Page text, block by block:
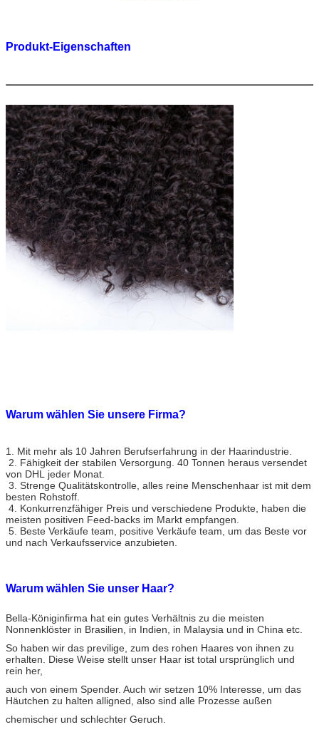
Produkt-Eigenschaften
Haar-Material
100% unverarbeitetes Jungfrau Mongolian-
Haar
Haar-Grad
AAAAAAA
Haar-Häutchen
Volles Häutchen auf der gleichen Richtung
Haar-Länge
10" - 30" auf Lager
Haar-Gewicht
100 ± 5G/Piece oder 3.5oz
Haar-Farbe
Natürliche Farbe
HaarbeschaffenheitGerade lösen Körper-Welle, Welle, tiefe Welle,
gelockte, verworrene gelockte, natürliche Welle
Eine Bundle-/PVCtasche, dann mit Eil-/Karton-
Kann gefärbt werden oder gebügelt werden;
Weiche u. volle Enden, kein widerlicher Geruch;
Gesundes Haar, kann gedauert werden
mindestens 2 Jahre, wenn gute Sorgfalt
Lieferfrist
1.Sample und Waren auf Lager innerhalb 1
Tages;
Auftrag 2.Customized innerhalb 7 Tage.
Warum wählen Sie unsere Firma?
1. Mit mehr als 10 Jahren Berufserfahrung in der Haarindustrie.
2. Fähigkeit der stabilen Versorgung. 40 Tonnen heraus versendet
von DHL jeder Monat.
3. Strenge Qualitätskontrolle, alles reine Menschenhaar ist mit dem
besten Rohstoff.
4. Konkurrenzfähiger Preis und verschiedene Produkte, haben die
meisten positiven Feed-backs im Markt empfangen.
5. Beste Verkäufe team, positive Verkäufe team, um das Beste vor
und nach Verkaufsservice anzubieten.
Warum wählen Sie unser Haar?
Bella-Königinfirma hat ein gutes Verhältnis zu die meisten
Nonnenklöster in Brasilien, in Indien, in Malaysia und in China etc.
So haben wir das previlige, zum des rohen Haares von ihnen zu
erhalten. Diese Weise stellt unser Haar ist total ursprünglich und
rein her,
auch von einem Spender. Auch wir setzen 10% Interesse, um das
Häutchen zu halten alligned, also sind alle Prozesse außen
chemischer und schlechter Geruch.